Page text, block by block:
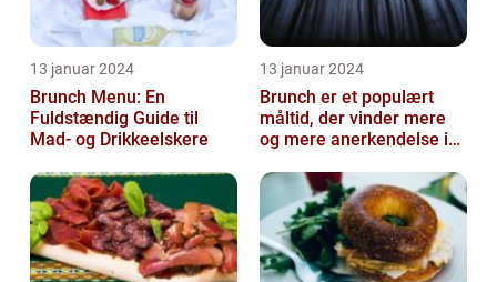
13 januar 2024
Brunch Menu: En
Fuldstændig Guide til
Mad- og Drikkeelskere
13 januar 2024
Brunch er et populært
måltid, der vinder mere
og mere anerkendelse i
verden